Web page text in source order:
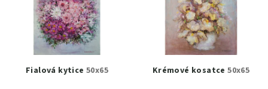
Fialová kytice 50x65 Krémové kosatce50x65